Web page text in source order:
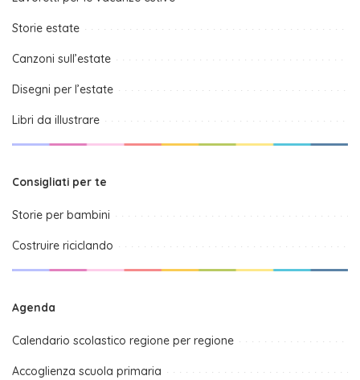
Storie estate
Canzoni sull’estate
Disegni per l’estate
Libri da illustrare
Consigliati per te
Storie per bambini
Costruire riciclando
Agenda
Calendario scolastico regione per regione
Accoglienza scuola primaria